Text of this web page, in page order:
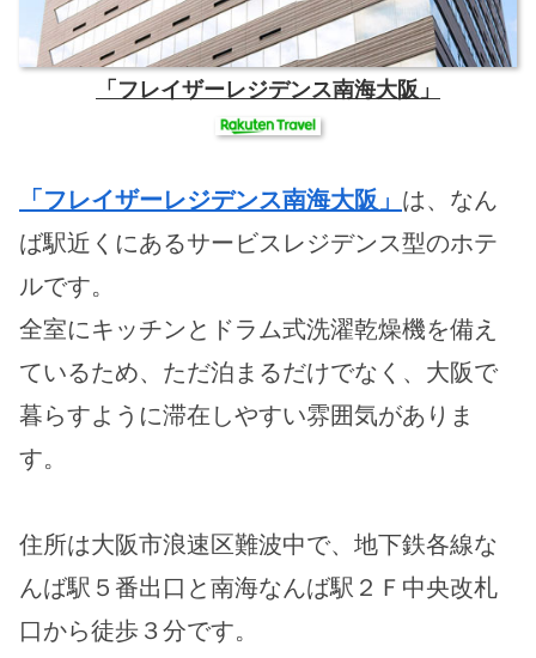
「フレイザーレジデンス南海大阪」
「フレイザーレジデンス南海大阪」 は、なん
ば駅近くにあるサービスレジデンス型のホテ
ルです。
全室にキッチンとドラム式洗濯乾燥機を備え
ているため、ただ泊まるだけでなく、大阪で
暮らすように滞在しやすい雰囲気がありま
す。
住所は大阪市浪速区難波中で、地下鉄各線な
んば駅５番出口と南海なんば駅２Ｆ中央改札
口から徒歩３分です。